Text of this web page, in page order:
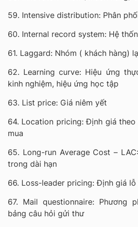
59. Intensive distribution: Phân
60. Internal record system: Hệ
61. Laggard: Nhóm ( khách hàng)
62. Learning curve: Hiệu ứng
kinh nghiệm, hiệu ứng học tập
63. List price: Giá niêm yết
64. Location pricing: Định giá
mua
65. Long-run Average Cost –
trong dài hạn
66. Loss-leader pricing: Định giá
67. Mail questionnaire: Phương
bảng câu hỏi gửi thư